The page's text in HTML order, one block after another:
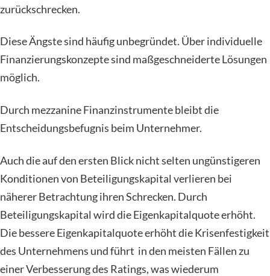
zurückschrecken.
Diese Ängste sind häufig unbegründet. Über individuelle
Finanzierungskonzepte sind maßgeschneiderte Lösungen
möglich.
Durch mezzanine Finanzinstrumente bleibt die
Entscheidungsbefugnis beim Unternehmer.
Auch die auf den ersten Blick nicht selten ungünstigeren
Konditionen von Beteiligungskapital verlieren bei
näherer Betrachtung ihren Schrecken. Durch
Beteiligungskapital wird die Eigenkapitalquote erhöht.
Die bessere Eigenkapitalquote erhöht die Krisenfestigkeit
des Unternehmens und führt in den meisten Fällen zu
einer Verbesserung des Ratings, was wiederum